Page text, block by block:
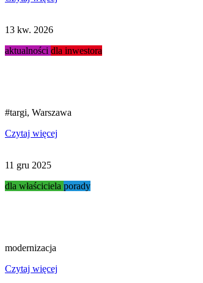
13 kw. 2026
aktualności dla inwestora
#targi, Warszawa
Czytaj więcej
11 gru 2025
dla właściciela porady
modernizacja
Czytaj więcej